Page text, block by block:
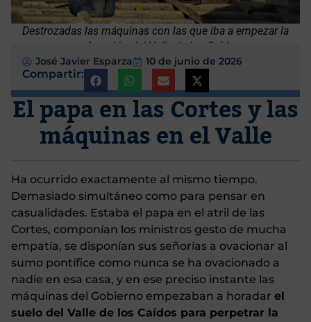
Destrozadas las máquinas con las que iba a empezar la
profanación del Valle de los Caídos
José Javier Esparza 10 de junio de 2026
Compartir:
El papa en las Cortes y las
máquinas en el Valle
Ha ocurrido exactamente al mismo tiempo.
Demasiado simultáneo como para pensar en
casualidades. Estaba el papa en el atril de las
Cortes, componían los ministros gesto de mucha
empatía, se disponían sus señorías a ovacionar al
sumo pontífice como nunca se ha ovacionado a
nadie en esa casa, y en ese preciso instante las
máquinas del Gobierno empezaban a horadar el
suelo del Valle de los Caídos para perpetrar la